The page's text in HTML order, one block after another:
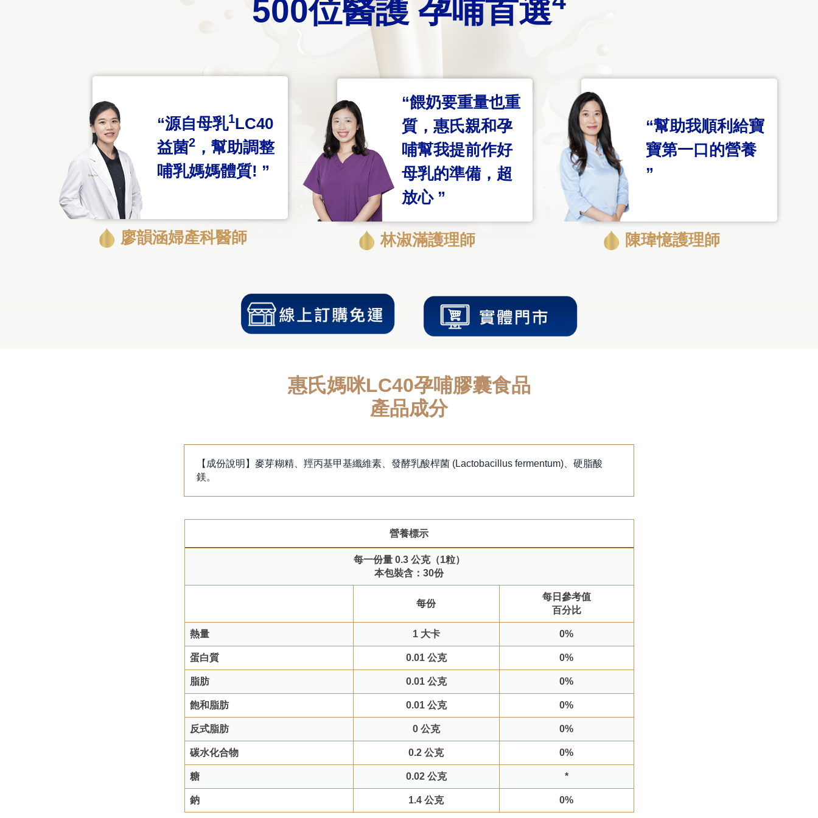
500位醫護 孕哺首選
廖韻涵婦產科醫師
“源自母乳1LC40
益菌2， 幫助調整
哺乳媽媽體質! ”
林淑滿護理師
“餵奶要重量也重
質，惠氏親和孕
哺幫我提前作好
母乳的準備，超
放心 ”
陳瑋憶護理師
“幫助我順利給寶
寶第一口的營養
”
惠氏媽咪LC40孕哺膠囊食品
產品成分
【成份說明】麥芽糊精、羥丙基甲基纖維素、發酵乳酸桿菌 (Lactobacillus fermentum)、硬脂酸
鎂。
營養標示
每一份量 0.3 公克（1粒）
本包裝含：30份
每份
每日參考值
百分比
熱量 1 大卡 0%
蛋白質 0.01 公克 0%
脂肪 0.01 公克 0%
飽和脂肪 0.01 公克 0%
反式脂肪 0 公克 0%
碳水化合物 0.2 公克 0%
糖 0.02 公克 *
鈉 1.4 公克 0%